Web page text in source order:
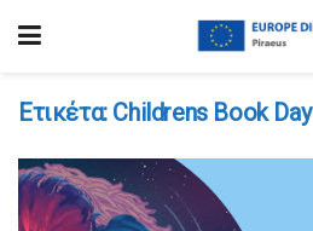
Ετικέτα: Childrens Book Day